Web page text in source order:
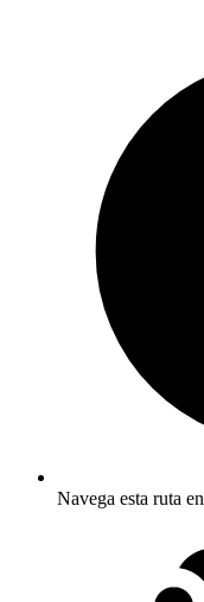
Navega esta ruta en